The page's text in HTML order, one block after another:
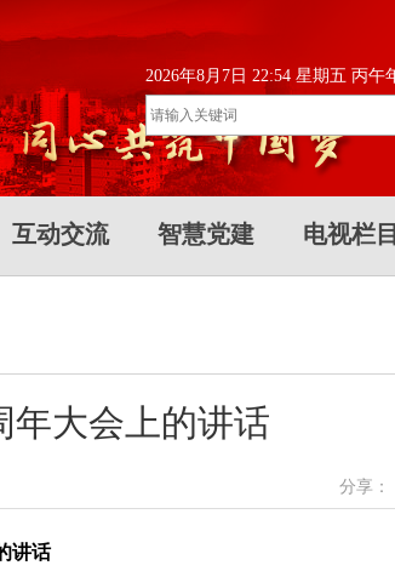
2026年8月7日 22:54 星期五 丙
互动交流 智慧党建 电视栏目
年大会上的讲话
分享：
讲话